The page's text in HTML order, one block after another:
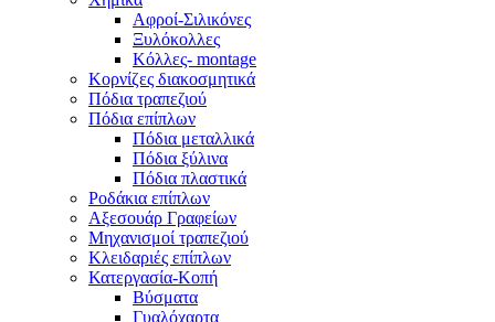
Αφροί-Σιλικόνες
Ξυλόκολλες
Κόλλες- montage
Κορνίζες διακοσμητικά
Πόδια τραπεζιού
Πόδια επίπλων
Πόδια μεταλλικά
Πόδια ξύλινα
Πόδια πλαστικά
Ροδάκια επίπλων
Αξεσουάρ Γραφείων
Μηχανισμοί τραπεζιού
Κλειδαριές επίπλων
Κατεργασία-Κοπή
Βύσματα
Γυαλόχαρτα